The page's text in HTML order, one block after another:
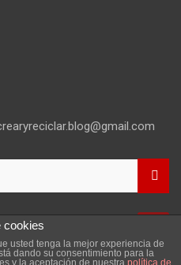
y Política de Privacidad
cookies
usted tenga la mejor experiencia de
dando su consentimiento para la
y la aceptación de nuestra política de